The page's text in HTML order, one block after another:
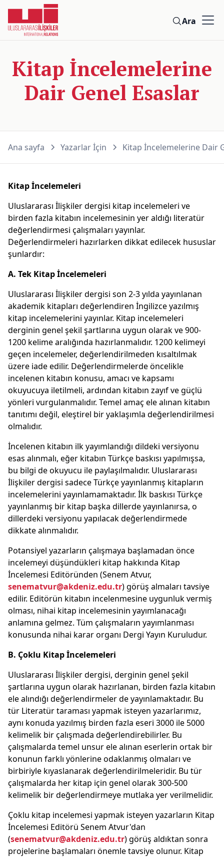
Ara
Kitap İncelemelerine
Dair Genel Esaslar
Ana sayfa Yazarlar İçin Kitap İncelemelerine Dair
Kitap İncelemeleri
Uluslararası İlişkiler dergisi kitap incelemeleri ve
birden fazla kitabın incelemesinin yer aldığı literatür
değerlendirmesi çalışmaları yayınlar.
Değerlendirmeleri hazırlarken dikkat edilecek hususlar
şunlardır:
A. Tek Kitap İncelemeleri
Uluslararası İlişkiler dergisi son 2-3 yılda yayınlanan
akademik kitapları değerlendiren İngilizce yazılmış
kitap incelemelerini yayınlar. Kitap incelemeleri
derginin genel şekil şartlarına uygun olarak ve 900-
1200 kelime aralığında hazırlanmalıdır. 1200 kelimeyi
geçen incelemeler, değerlendirilmeden kısaltılmak
üzere iade edilir. Değerlendirmelerde öncelikle
incelenen kitabın konusu, amacı ve kapsamı
okuyucuya iletilmeli, ardından kitabın zayıf ve güçlü
yönleri vurgulanmalıdır. Temel amaç ele alınan kitabın
tanıtımı değil, eleştirel bir yaklaşımla değerlendirilmesi
olmalıdır.
İncelenen kitabın ilk yayımlandığı dildeki versiyonu
esas alınmalı, eğer kitabın Türkçe baskısı yapılmışsa,
bu bilgi de okuyucu ile paylaşılmalıdır. Uluslararası
İlişkiler dergisi sadece Türkçe yayınlanmış kitapların
incelemelerini yayınlamamaktadır. İlk baskısı Türkçe
yayınlanmış bir kitap başka dillerde yayınlanırsa, o
dillerdeki versiyonu yapılacak değerlendirmede
dikkate alınmalıdır.
Potansiyel yazarların çalışmaya başlamadan önce
incelemeyi düşündükleri kitap hakkında Kitap
İncelemesi Editöründen (Senem Atvur,
senematvur@akdeniz.edu.tr) görüş almaları tavsiye
edilir. Editörün kitabın incelenmesine uygunluk vermiş
olması, nihai kitap incelemesinin yayımlanacağı
anlamına gelmez. Tüm çalışmaların yayımlanması
konusunda nihai karar organı Dergi Yayın Kuruludur.
B. Çoklu Kitap İncelemeleri
Uluslararası İlişkiler dergisi, derginin genel şekil
şartlarına uygun olarak hazırlanan, birden fazla kitabın
ele alındığı değerlendirmeler de yayınlamaktadır. Bu
tür Literatür taraması yapmak isteyen yazarlarımız,
aynı konuda yazılmış birden fazla eseri 3000 ile 5000
kelimelik bir çalışmada değerlendirebilirler. Bu
çalışmalarda temel unsur ele alınan eserlerin ortak bir
konunun farklı yönlerine odaklanmış olmaları ve
birbiriyle kıyaslanarak değerlendirilmeleridir. Bu tür
çalışmalarda her kitap için genel olarak 300-500
kelimelik bir değerlendirmeye mutlaka yer verilmelidir.
Çoklu kitap incelemesi yapmak isteyen yazarların Kitap
İncelemesi Editörü Senem Atvur'dan
(senematvur@akdeniz.edu.tr) görüş aldıktan sonra
projelerine başlamaları önemle tavsiye olunur. Kitap